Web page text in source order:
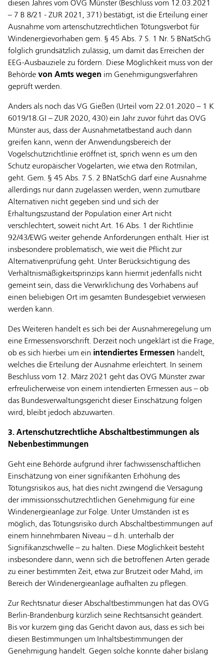
diesen Jahres vom OVG Münster (Beschluss vom 12.03.2021
– 7 B 8/21 - ZUR 2021, 371) bestätigt, ist die Erteilung einer
Ausnahme vom artenschutzrechtlichen Tötungsverbot für
Windenergievorhaben gem. § 45 Abs. 7 S. 1 Nr. 5 BNatSchG
folglich grundsätzlich zulässig, um damit das Erreichen der
EEG-Ausbauziele zu fördern. Diese Möglichkeit muss von der
Behörde von Amts wegen im Genehmigungsverfahren
geprüft werden.
Anders als noch das VG Gießen (Urteil vom 22.01.2020 – 1 K
6019/18.GI – ZUR 2020, 430) ein Jahr zuvor führt das OVG
Münster aus, dass der Ausnahmetatbestand auch dann
greifen kann, wenn der Anwendungsbereich der
Vogelschutzrichtlinie eröffnet ist, sprich wenn es um den
Schutz europäischer Vogelarten, wie etwa den Rotmilan,
geht. Gem. § 45 Abs. 7 S. 2 BNatSchG darf eine Ausnahme
allerdings nur dann zugelassen werden, wenn zumutbare
Alternativen nicht gegeben sind und sich der
Erhaltungszustand der Population einer Art nicht
verschlechtert, soweit nicht Art. 16 Abs. 1 der Richtlinie
92/43/EWG weiter gehende Anforderungen enthält. Hier ist
insbesondere problematisch, wie weit die Pflicht zur
Alternativenprüfung geht. Unter Berücksichtigung des
Verhältnismäßigkeitsprinzips kann hiermit jedenfalls nicht
gemeint sein, dass die Verwirklichung des Vorhabens auf
einen beliebigen Ort im gesamten Bundesgebiet verwiesen
werden kann.
Des Weiteren handelt es sich bei der Ausnahmeregelung um
eine Ermessensvorschrift. Derzeit noch ungeklärt ist die Frage,
ob es sich hierbei um ein intendiertes Ermessen handelt,
welches die Erteilung der Ausnahme erleichtert. In seinem
Beschluss vom 12. März 2021 geht das OVG Münster zwar
erfreulicherweise von einem intendierten Ermessen aus – ob
das Bundesverwaltungsgericht dieser Einschätzung folgen
wird, bleibt jedoch abzuwarten.
3. Artenschutzrechtliche Abschaltbestimmungen als
Nebenbestimmungen
Geht eine Behörde aufgrund ihrer fachwissenschaftlichen
Einschätzung von einer signifikanten Erhöhung des
Tötungsrisikos aus, hat dies nicht zwingend die Versagung
der immissionsschutzrechtlichen Genehmigung für eine
Windenergieanlage zur Folge. Unter Umständen ist es
möglich, das Tötungsrisiko durch Abschaltbestimmungen auf
einem hinnehmbaren Niveau – d.h. unterhalb der
Signifikanzschwelle – zu halten. Diese Möglichkeit besteht
insbesondere dann, wenn sich die betroffenen Arten gerade
zu einer bestimmten Zeit, etwa zur Brutzeit oder Mahd, im
Bereich der Windenergieanlage aufhalten zu pflegen.
Zur Rechtsnatur dieser Abschaltbestimmungen hat das OVG
Berlin-Brandenburg kürzlich seine Rechtsansicht geändert.
Bis vor kurzem ging das Gericht davon aus, dass es sich bei
diesen Bestimmungen um Inhaltsbestimmungen der
Genehmigung handelt. Gegen solche konnte daher bislang